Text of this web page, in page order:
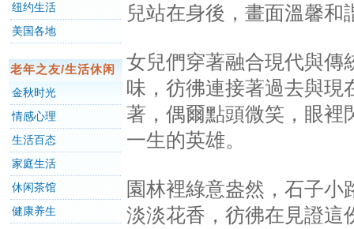
纽约生活
美国各地
老年之友/生活休闲
金秋时光
情感心理
生活百态
家庭生活
休闲茶馆
健康养生
兒站在身後，畫面溫馨和
女兒們穿著融合現代與傳
味，彷彿連接著過去與現
著，偶爾點頭微笑，眼裡
一生的英雄。
園林裡綠意盎然，石子
淡淡花香，彷彿在見證這